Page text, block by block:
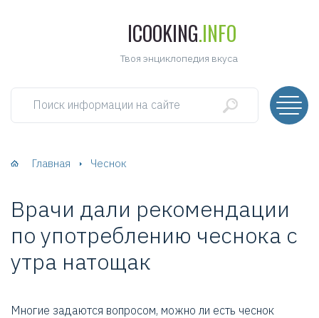
ICOOKING.INFO
Твоя энциклопедия вкуса
Поиск информации на сайте
Главная Чеснок
Врачи дали рекомендации
по употреблению чеснока с
утра натощак
Многие задаются вопросом, можно ли есть чеснок